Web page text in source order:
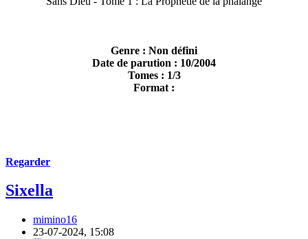
Genre : Non défini
Date de parution : 10/2004
Tomes : 1/3
Format :
Regarder
Sixella
mimino16
23-07-2024, 15:08